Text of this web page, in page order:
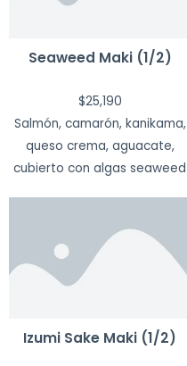
Seaweed Maki (1/2)
$25,190
Salmón, camarón, kanikama,
queso crema, aguacate,
cubierto con algas seaweed
Izumi Sake Maki (1/2)